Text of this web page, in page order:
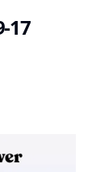
17